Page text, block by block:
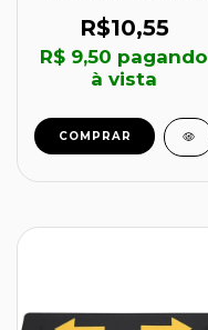
R$10,55
R$ 9,50 pagando
à vista